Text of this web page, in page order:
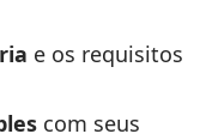
e os requisitos
com seus